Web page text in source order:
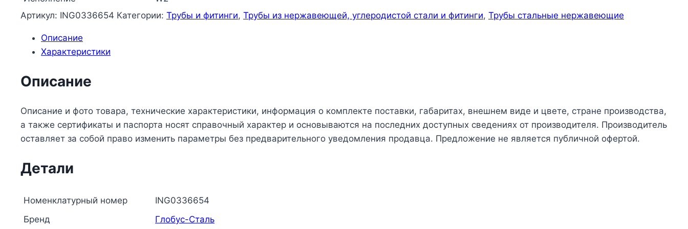
Артикул: ING0336654 Категории: Трубы и фитинги, Трубы из нержавеющей, углеродистой стали и фитинги, Трубы стальные нержавеющие
Описание
Характеристики
Описание
Описание и фото товара, технические характеристики, информация о комплекте поставки, габаритах, внешнем виде и цвете, стране производства,
а также сертификаты и паспорта носят справочный характер и основываются на последних доступных сведениях от производителя. Производитель
оставляет за собой право изменить параметры без предварительного уведомления продавца. Предложение не является публичной офертой.
Детали
Номенклатурный номер
ING0336654
Бренд
Глобус-Сталь